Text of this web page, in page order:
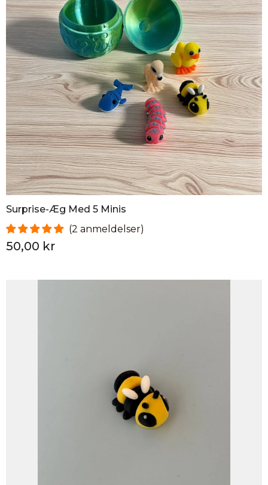
Surprise-Æg Med 5 Minis
2 anmeldelser
50,00 kr